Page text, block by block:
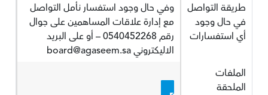
طريقة التواصل
في حال وجود
أي استفسارات
وفي حال وجود استفسار نأمل التواصل
مع إدارة علاقات المساهمين على جوال
رقم 0540452268 – أو على البريد
الاليكتروني board@agaseem.sa
الملفات
الملحقة